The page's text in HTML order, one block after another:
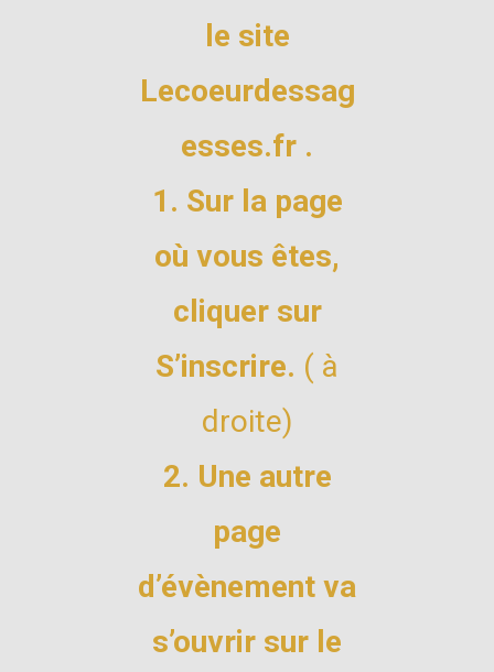
le site
Lecoeurdessag
esses.fr .
1. Sur la page
où vous êtes,
cliquer sur
S’inscrire. ( à
droite)
2. Une autre
page
d’évènement va
s’ouvrir sur le